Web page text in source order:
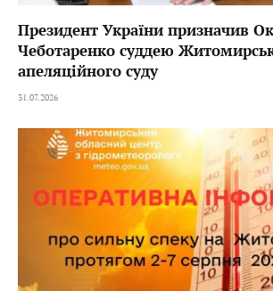
Президент України призначив
Чеботаренко суддею
апеляційного суду
31.07.2026